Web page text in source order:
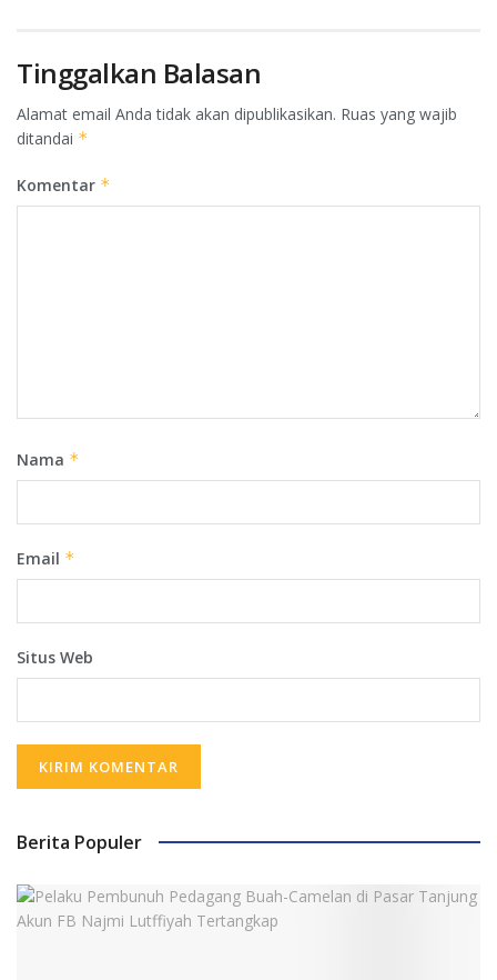
Tinggalkan Balasan
Alamat email Anda tidak akan dipublikasikan. Ruas yang wajib
ditandai *
Komentar *
Nama *
Email *
Situs Web
Berita Populer